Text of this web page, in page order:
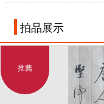
拍品展示
推薦